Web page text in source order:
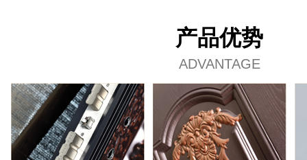
产品优势
ADVANTAGE